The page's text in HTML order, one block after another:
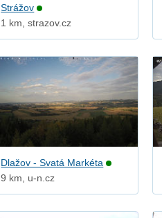
Strážov
1 km, strazov.cz
Dlažov - Svatá Markéta
9 km, u-n.cz